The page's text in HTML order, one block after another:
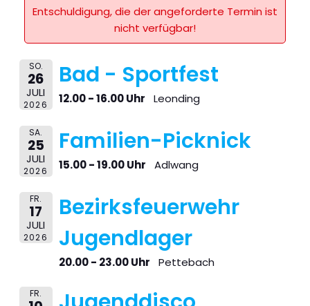
Entschuldigung, die der angeforderte Termin ist
nicht verfügbar!
SO.
26
JULI
2026
Bad - Sportfest
12.00 - 16.00 Uhr Leonding
SA.
25
JULI
2026
Familien-Picknick
15.00 - 19.00 Uhr Adlwang
FR.
17
JULI
2026
Bezirksfeuerwehr
Jugendlager
20.00 - 23.00 Uhr Pettebach
FR.